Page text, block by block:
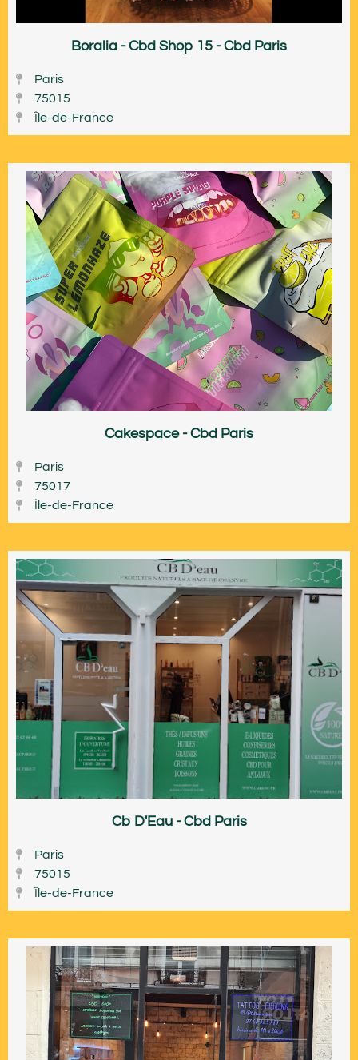
Boralia - Cbd Shop 15 - Cbd Paris
Paris
75015
Île-de-France
Cakespace - Cbd Paris
Paris
75017
Île-de-France
Cb D'Eau - Cbd Paris
Paris
75015
Île-de-France